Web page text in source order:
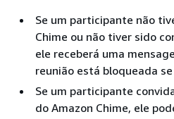
Se um participante não
Chime ou não tiver sido
ele receberá uma
reunião está bloqueada
Se um participante
do Amazon Chime, ele